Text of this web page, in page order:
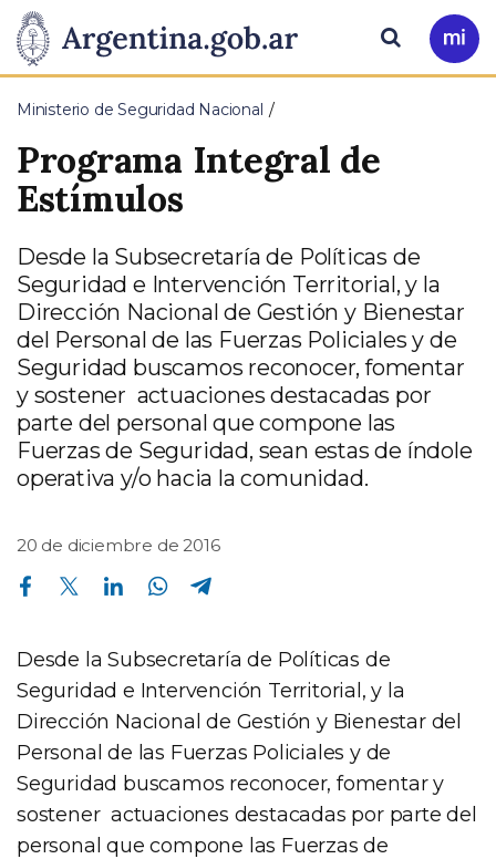
Presidencia
de
la
Nación
Pasar al contenido principal
Ir
a
Buscar
Ministerio de Seguridad Nacional
Programa Integral de
Estímulos
Desde la Subsecretaría de Políticas de
Seguridad e Intervención Territorial, y la
Dirección Nacional de Gestión y Bienestar
del Personal de las Fuerzas Policiales y de
Seguridad buscamos reconocer, fomentar
y sostener actuaciones destacadas por
parte del personal que compone las
Fuerzas de Seguridad, sean estas de índole
operativa y/o hacia la comunidad.
20 de diciembre de 2016
Compartir en Facebook Compartir en Twitter Compartir en Linkedin Compartir en Whatsapp
Desde la Subsecretaría de Políticas de
Seguridad e Intervención Territorial, y la
Dirección Nacional de Gestión y Bienestar del
Personal de las Fuerzas Policiales y de
Seguridad buscamos reconocer, fomentar y
sostener actuaciones destacadas por parte del
personal que compone las Fuerzas de